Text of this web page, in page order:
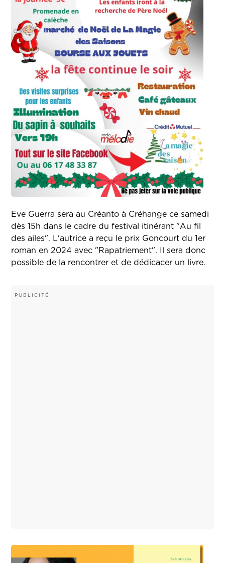
Eve Guerra sera au Créanto à Créhange ce samedi
dès 15h dans le cadre du festival itinérant "Au fil
des ailes". L'autrice a reçu le prix Goncourt du 1er
roman en 2024 avec "Rapatriement". Il sera donc
possible de la rencontrer et de dédicacer un livre.